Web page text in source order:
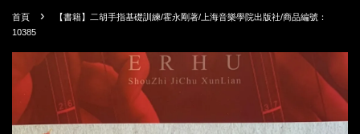
首頁 ›
【書籍】二胡手指基礎訓練/霍永剛著/上海音樂學院出版社/商品編號：
10385